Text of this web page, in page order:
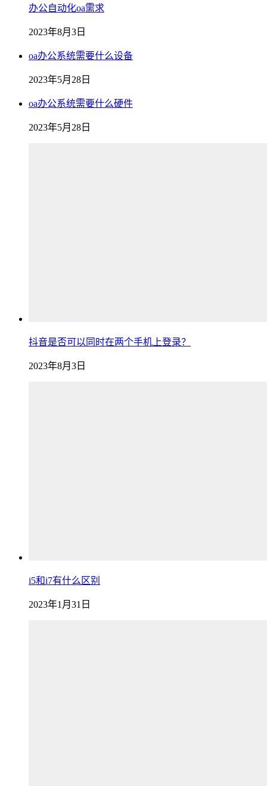
办公自动化oa需求
2023年8月3日
oa办公系统需要什么设备
2023年5月28日
oa办公系统需要什么硬件
2023年5月28日
抖音是否可以同时在两个手机上登录？
2023年8月3日
i5和i7有什么区别
2023年1月31日